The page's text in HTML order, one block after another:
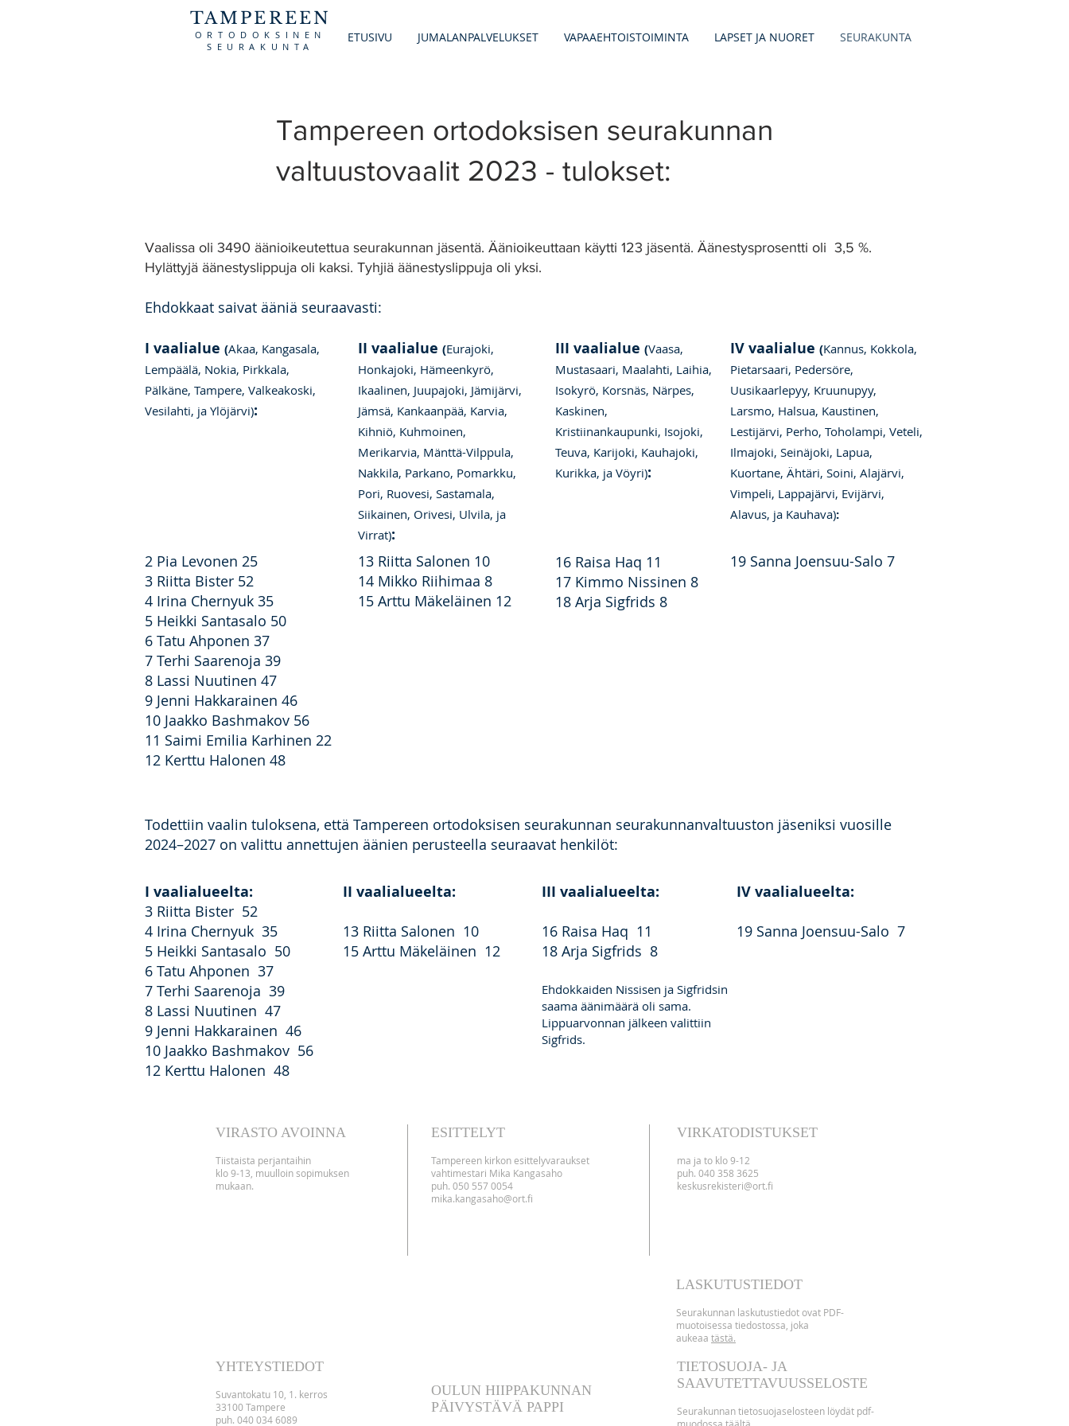
TAMPEREEN
ORTODOKSINEN
SEURAKUNTA
ETUSIVU JUMALANPALVELUKSET VAPAAEHTOISTOIMINTA LAPSET JA NUORET SEURAKUNTA
Tampereen ortodoksisen seurakunnan
valtuustovaalit 2023 - tulokset:
​​Vaalissa oli 3490 äänioikeutettua seurakunnan jäsentä. Äänioikeuttaan käytti 123 jäsentä. Äänestysprosentti oli 3,5 %.
Hylättyjä äänestyslippuja oli kaksi. Tyhjiä äänestyslippuja oli yksi.
Ehdokkaat saivat ääniä seuraavasti:
Todettiin vaalin tuloksena, että Tampereen ortodoksisen seurakunnan seurakunnanvaltuuston jäseniksi vuosille
2024–2027 on valittu annettujen äänien perusteella seuraavat henkilöt:
I vaalialue (Akaa, Kangasala,
Lempäälä, Nokia, Pirkkala,
Pälkäne, Tampere, Valkeakoski,
Vesilahti, ja Ylöjärvi):
II vaalialue (Eurajoki,
Honkajoki, Hämeenkyrö,
Ikaalinen, Juupajoki, Jämijärvi,
Jämsä, Kankaanpää, Karvia,
Kihniö, Kuhmoinen,
Merikarvia, Mänttä-Vilppula,
Nakkila, Parkano, Pomarkku,
Pori, Ruovesi, Sastamala,
Siikainen, Orivesi, Ulvila, ja
Virrat):
III vaalialue (Vaasa,
Mustasaari, Maalahti, Laihia,
Isokyrö, Korsnäs, Närpes,
Kaskinen,
Kristiinankaupunki, Isojoki,
Teuva, Karijoki, Kauhajoki,
Kurikka, ja Vöyri):
IV vaalialue (Kannus, Kokkola,
Pietarsaari, Pedersöre,
Uusikaarlepyy, Kruunupyy,
Larsmo, Halsua, Kaustinen,
Lestijärvi, Perho, Toholampi, Veteli,
Ilmajoki, Seinäjoki, Lapua,
Kuortane, Ähtäri, Soini, Alajärvi,
Vimpeli, Lappajärvi, Evijärvi,
Alavus, ja Kauhava):
2 Pia Levonen 25
3 Riitta Bister 52
4 Irina Chernyuk 35
5 Heikki Santasalo 50
6 Tatu Ahponen 37
7 Terhi Saarenoja 39
8 Lassi Nuutinen 47
9 Jenni Hakkarainen 46
10 Jaakko Bashmakov 56
11 Saimi Emilia Karhinen 22
12 Kerttu Halonen 48
16 Raisa Haq 11
17 Kimmo Nissinen 8
18 Arja Sigfrids 8
13 Riitta Salonen 10
14 Mikko Riihimaa 8
15 Arttu Mäkeläinen 12
19 Sanna Joensuu-Salo 7
I vaalialueelta:
3 Riitta Bister 52
4 Irina Chernyuk 35
5 Heikki Santasalo 50
6 Tatu Ahponen 37
7 Terhi Saarenoja 39
8 Lassi Nuutinen 47
9 Jenni Hakkarainen 46
10 Jaakko Bashmakov 56
12 Kerttu Halonen 48
II vaalialueelta:
13 Riitta Salonen 10
15 Arttu Mäkeläinen 12
III vaalialueelta:
16 Raisa Haq 11
18 Arja Sigfrids 8
Ehdokkaiden Nissisen ja Sigfridsin
saama äänimäärä oli sama.
Lippuarvonnan jälkeen valittiin
Sigfrids.
IV vaalialueelta:
19 Sanna Joensuu-Salo 7
VIRASTO AVOINNA
Tiistaista perjantaihin
klo 9-13, muulloin sopimuksen
mukaan.
ESITTELYT
Tampereen kirkon esittelyvaraukset
vahtimestari Mika Kangasaho
puh. 050 557 0054
mika.kangasaho@ort.fi
VIRKATODISTUKSET
ma ja to klo 9-12
puh. 040 358 3625
keskusrekisteri@ort.fi
LASKUTUSTIEDOT
Seurakunnan laskutustiedot ovat PDF-
muotoisessa tiedostossa, joka
aukeaa tästä.
YHTEYSTIEDOT
Suvantokatu 10, 1. kerros
33100 Tampere
puh. 040 034 6089
OULUN HIIPPAKUNNAN
PÄIVYSTÄVÄ PAPPI
TIETOSUOJA- JA
SAAVUTETTAVUUSSELOSTE
Seurakunnan tietosuojaselosteen löydät pdf-